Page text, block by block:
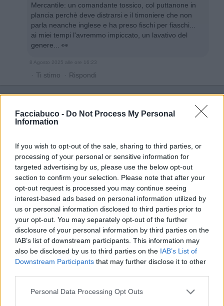
Facciabuco - Do Not Process My Personal
Information
If you wish to opt-out of the sale, sharing to third parties, or
processing of your personal or sensitive information for
targeted advertising by us, please use the below opt-out
section to confirm your selection. Please note that after your
opt-out request is processed you may continue seeing
interest-based ads based on personal information utilized by
us or personal information disclosed to third parties prior to
your opt-out. You may separately opt-out of the further
disclosure of your personal information by third parties on the
IAB’s list of downstream participants. This information may
also be disclosed by us to third parties on the IAB’s List of
Downstream Participants that may further disclose it to other
Personal Data Processing Opt Outs
Mercantile: un comandante tossico, col puttanone in
plancia perchè deve distrarsi e il timoniere che non
parla neanche inglese e ha preso fischi per fiaschi...
ai miei tempi l'avremmo impiccato, un lavativo del
genere... 👀
8 Agosto 2025 alle ore 16:23
· Ti stimo · Rispondi
Satira
TrafficantiDiIronia livello 12
18 Maggio 2025
😬😬😬 🌍🌤👋